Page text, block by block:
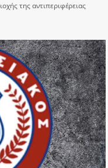
της αντιπεριφέρειας